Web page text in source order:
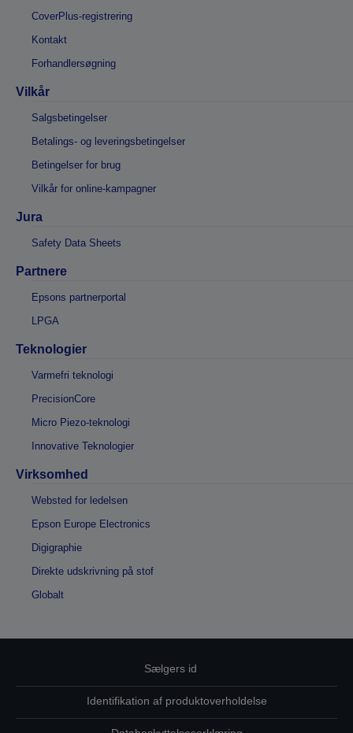
CoverPlus-registrering
Kontakt
Forhandlersøgning
Vilkår
Salgsbetingelser
Betalings- og leveringsbetingelser
Betingelser for brug
Vilkår for online-kampagner
Jura
Safety Data Sheets
Partnere
Epsons partnerportal
LPGA
Teknologier
Varmefri teknologi
PrecisionCore
Micro Piezo-teknologi
Innovative Teknologier
Virksomhed
Websted for ledelsen
Epson Europe Electronics
Digigraphie
Direkte udskrivning på stof
Globalt
Sælgers id
Identifikation af produktoverholdelse